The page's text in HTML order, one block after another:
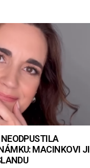
MACINKOVI JI